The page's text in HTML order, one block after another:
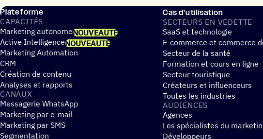
Plateforme
CAPA­CI­TÉS
Marketing autonomeNOUVEAUTÉ
Active IntelligenceNOUVEAUTÉ
Marketing Automation
CRM
Création de contenu
Analyses et rapports
CANAUX
Messagerie WhatsApp
Marketing par e-mail
Marketing par SMS
Segmentation
Cas d’utilisation
SECTEURS EN VEDETTE
SaaS et technologie
E-commerce et commerce
Secteur de la santé
Formation et cours en ligne
Secteur touristique
Créateurs et influenceurs
Toutes les industries
AUDIENCES
Agences
Les spécialistes du
Développeurs